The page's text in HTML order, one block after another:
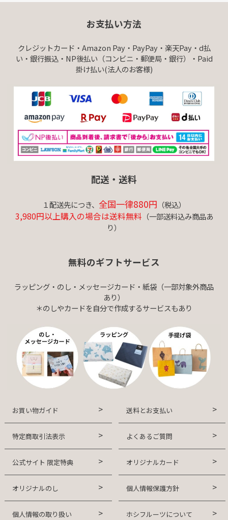
お支払い方法
クレジットカード・Amazon Pay・PayPay・楽天Pay・d払
い・銀行振込・NP後払い（コンビニ・郵便局・銀行）・Paid
掛け払い(法人のお客様)
配送・送料
１配送先につき、 全国一律880円 （税込）
3,980円以上購入の場合は送料無料 （一部送料込み商品あ
り）
無料のギフトサービス
ラッピング・のし・メッセージカード・紙袋（一部対象外商品
あり）
＊のしやカードを自分で作成するサービスもあり
お買い物ガイド 送料とお支払い
特定商取引法表示 よくあるご質問
公式サイト 限定特典 オリジナルカード
オリジナルのし 個人情報保護方針
個人情報の取り扱い ホシフルーツについて